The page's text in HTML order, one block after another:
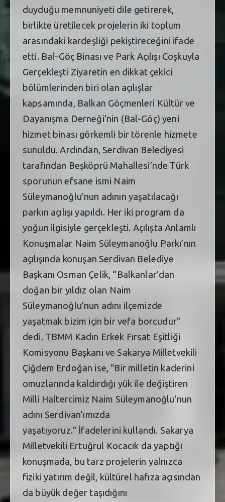
duyduğu memnuniyeti dile getirerek,
birlikte üretilecek projelerin iki toplum
arasındaki kardeşliği pekiştireceğini ifade
etti. Bal-Göç Binası ve Park Açılışı Coşkuyla
Gerçekleşti Ziyaretin en dikkat çekici
bölümlerinden biri olan açılışlar
kapsamında, Balkan Göçmenleri Kültür ve
Dayanışma Derneği’nin (Bal-Göç) yeni
hizmet binası görkemli bir törenle hizmete
sunuldu. Ardından, Serdivan Belediyesi
tarafından Beşköprü Mahallesi’nde Türk
sporunun efsane ismi Naim
Süleymanoğlu’nun adının yaşatılacağı
parkın açılışı yapıldı. Her iki program da
yoğun ilgisiyle gerçekleşti. Açılışta Anlamlı
Konuşmalar Naim Süleymanoğlu Parkı’nın
açılışında konuşan Serdivan Belediye
Başkanı Osman Çelik, “Balkanlar’dan
doğan bir yıldız olan Naim
Süleymanoğlu’nun adını ilçemizde
yaşatmak bizim için bir vefa borcudur”
dedi. TBMM Kadın Erkek Fırsat Eşitliği
Komisyonu Başkanı ve Sakarya Milletvekili
Çiğdem Erdoğan ise, "Bir milletin kaderini
omuzlarında kaldırdığı yük ile değiştiren
Milli Haltercimiz Naim Süleymanoğlu’nun
adını Serdivan’ımızda
yaşatıyoruz." İfadelerini kullandı. Sakarya
Milletvekili Ertuğrul Kocacık da yaptığı
konuşmada, bu tarz projelerin yalnızca
fiziki yatırım değil, kültürel hafıza açısından
da büyük değer taşıdığını